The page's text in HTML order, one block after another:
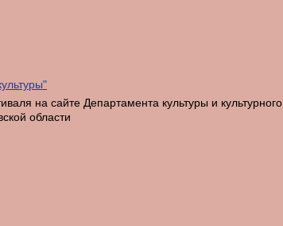
на сайте Департамента культуры и культурного
области